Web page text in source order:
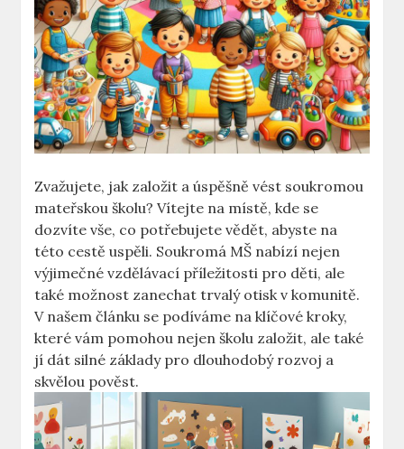
Zvažujete, jak založit a úspěšně vést soukromou
mateřskou školu? Vítejte na místě, kde se
dozvíte vše, co potřebujete vědět, abyste na
této cestě uspěli. Soukromá MŠ nabízí nejen
výjimečné vzdělávací příležitosti pro děti, ale
také možnost zanechat trvalý otisk v komunitě.
V našem článku se podíváme na klíčové kroky,
které vám pomohou nejen školu založit, ale také
jí dát silné základy pro dlouhodobý rozvoj a
skvělou pověst.